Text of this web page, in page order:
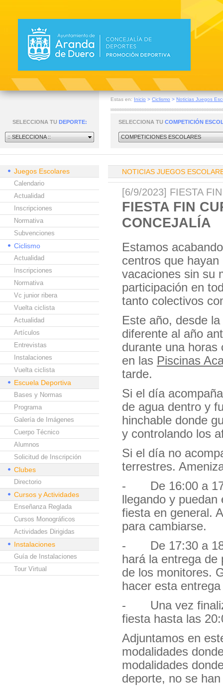
Estas en: Inicio > Ciclismo > Noticias Juegos
SELECCIONA TU DEPORTE:
:: SELECCIONA ::
SELECCIONA TU COMPETICIÓN
COMPETICIONES ESCOLARES
Juegos Escolares
Calendario
Actualidad
Inscripciones
Normativa
Subvenciones
Ciclismo
Actualidad
Inscripciones
Normativa
Vc junior ribera
Vuelta ciclista
Actualidad
Artículos
Entrevistas
Instalaciones
Vuelta ciclista
Escuela Deportiva
Bases y Normas
Programa
Galería de Imágenes
Cuerpo Técnico
Alumnos
Solicitud de Inscripción
Clubes
Directorio
Cursos y Actividades
Enseñanza Reglada
Cursos Monográficos
Actividades Dirigidas
Instalaciones
Guía de Instalaciones
Tour Virtual
NOTICIAS JUEGOS
[6/9/2023] FIESTA
FIESTA FIN
CONCEJALÍA
Estamos
centros que
vacaciones sin su
participación en
tanto colectivos
Este año, desde
diferente al año
durante una horas
en las Piscinas
tarde.
Si el día
de agua dentro y
hinchable donde
y controlando los
Si el día no
terrestres.
- De 16:00 a
llegando y
fiesta en general.
para cambiarse.
- De 17:30 a
hará la entrega de
de los monitores.
hacer esta
- Una vez
fiesta hasta las
Adjuntamos en
modalidades
modalidades
deporte, no se